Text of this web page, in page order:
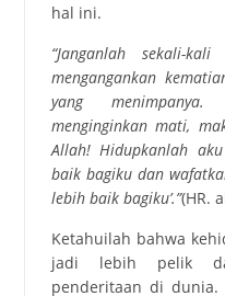
hal ini.
“Janganlah sekali-
mengangankan
yang
menginginkan mati,
Allah! Hidupkanlah
baik bagiku dan
lebih baik bagiku’.”(HR.
Ketahuilah bahwa
jadi lebih pelik
penderitaan di dunia.